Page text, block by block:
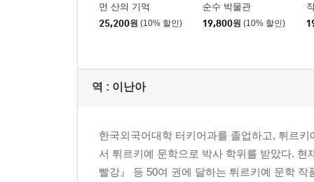
먼 산의 기억
25,200원 (10% 할인)
순수 박물관
19,800원 (10% 할인)
역 : 이난아
한국외국어대학 터키어과를 졸업하고, 튀르
서 튀르키예 문학으로 박사 학위를 받았다.
빨강』 등 50여 권에 달하는 튀르키예 문학